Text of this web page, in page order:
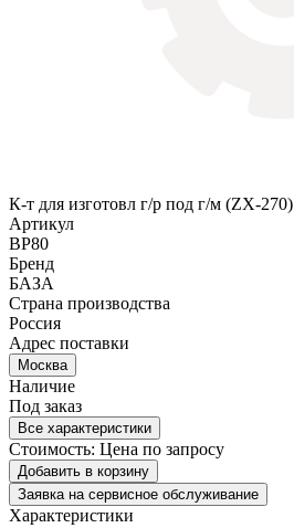
К-т для изготовл г/р под г/м (ZX-270)
Артикул
BP80
Бренд
БАЗА
Страна производства
Россия
Адрес поставки
Москва
Наличие
Под заказ
Все характеристики
Стоимость: Цена по запросу
Добавить в корзину
Заявка на сервисное обслуживание
Характеристики